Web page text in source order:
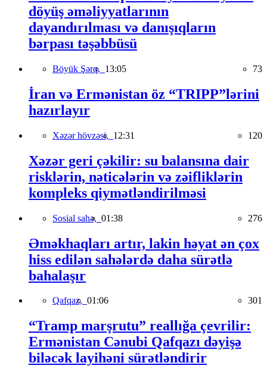
döyüş əməliyyatlarının
dayandırılması və danışıqların
bərpası təşəbbüsü
Böyük Şərq, 13:05 73
İran və Ermənistan öz “TRIPP”lərini
hazırlayır
Xəzər hövzəsi, 12:31 120
Xəzər geri çəkilir: su balansına dair
risklərin, nəticələrin və zəifliklərin
kompleks qiymətləndirilməsi
Sosial sahə, 01:38 276
Əməkhaqları artır, lakin həyat ən çox
hiss edilən sahələrdə daha sürətlə
bahalaşır
Qafqaz, 01:06 301
“Tramp marşrutu” reallığa çevrilir:
Ermənistan Cənubi Qafqazı dəyişə
biləcək layihəni sürətləndirir